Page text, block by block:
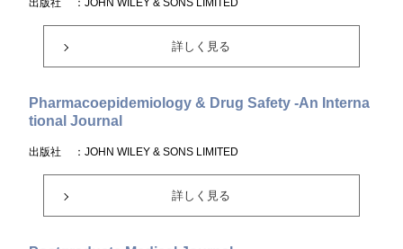
出版社 ：JOHN WILEY & SONS LIMITED
詳しく見る
Pharmacoepidemiology & Drug Safety -An Interna
tional Journal
出版社 ：JOHN WILEY & SONS LIMITED
詳しく見る